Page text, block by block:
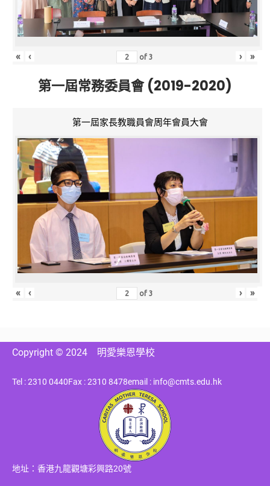
« ‹ of3 › »
第一屆常務委員會 (2019-2020)
第一屆家長教職員會周年會員大會
« ‹ of3 › »
Copyright © 2024 明愛樂恩學校
Tel : 2310 0440Fax : 2310 8478email : info@cmts.edu.hk
地址：香港九龍觀塘彩興路20號